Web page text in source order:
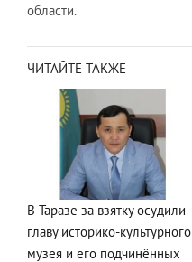
области.
ЧИТАЙТЕ ТАКЖЕ
В Таразе за взятку осудили
главу историко-культурного
музея и его подчинённых